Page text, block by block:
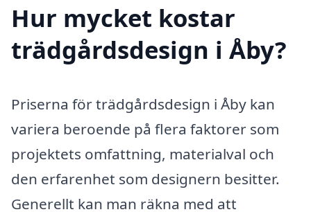
Hur mycket kostar
trädgårdsdesign i Åby?
Priserna för trädgårdsdesign i Åby kan
variera beroende på flera faktorer som
projektets omfattning, materialval och
den erfarenhet som designern besitter.
Generellt kan man räkna med att